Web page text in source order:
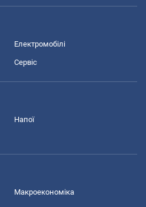
Електромобілі
Сервіс
Напої
Макроекономіка